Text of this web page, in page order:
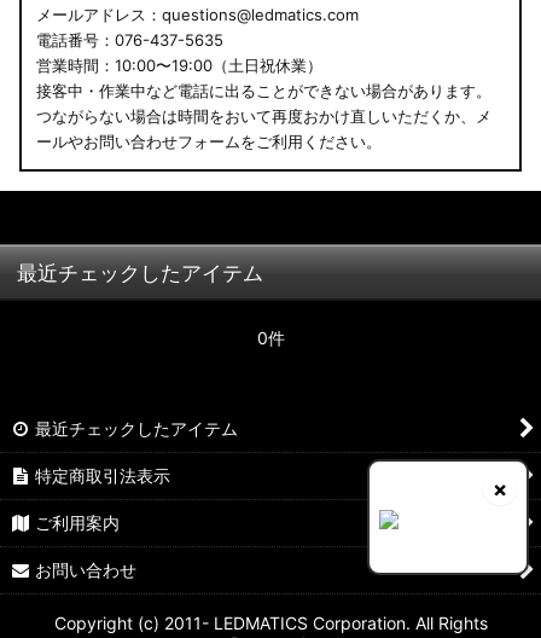
メールアドレス：questions@ledmatics.com
電話番号：076-437-5635
営業時間：10:00〜19:00（土日祝休業）
接客中・作業中など電話に出ることができない場合があります。
つながらない場合は時間をおいて再度おかけ直しいただくか、メ
ールやお問い合わせフォームをご利用ください。
×
最近チェックしたアイテム
0件
最近チェックしたアイテム
特定商取引法表示
ご利用案内
お問い合わせ
Copyright (c) 2011- LEDMATICS Corporation. All Rights